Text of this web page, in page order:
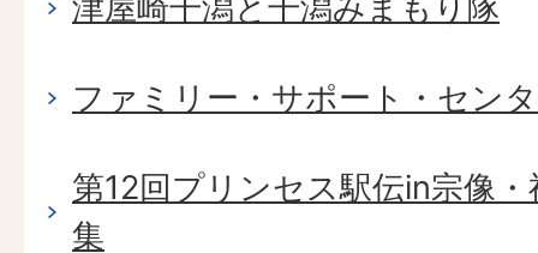
津屋崎干潟と干潟みまもり隊
ファミリー・サポート・セン
第12回プリンセス駅伝in宗像
集